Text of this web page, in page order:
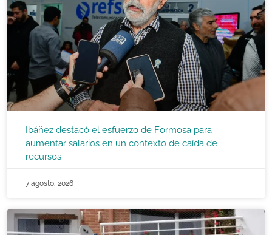
Ibáñez destacó el esfuerzo de Formosa para
aumentar salarios en un contexto de caída de
recursos
7 agosto, 2026